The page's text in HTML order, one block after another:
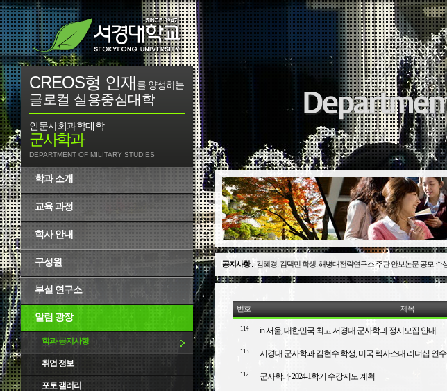
CREOS형 인재 를 양성하는
글로컬 실용중심대학
인문사회과학대학
군사학과
DEPARTMENT OF MILITARY STUDIES
학과 소개
교육 과정
학사 안내
구성원
부설 연구소
알림 광장
학과 공지사항
취업 정보
포토 갤러리
공지사항: 김혜경, 김택민 학생, 해병대전략연구소 주관 안보논문 공모 수상
번호 제목
114 in 서울, 대한민국 최고 서경대 군사학과 정시모집 안내
113 서경대 군사학과 김현수 학생, 미국 텍사스대 리더십 연
112 군사학과 2024-1학기 수강지도 계획